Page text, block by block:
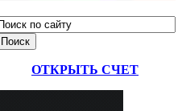
ОТКРЫТЬ СЧЕТ